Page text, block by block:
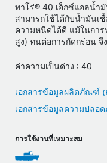
ทาโร่® 40 เอ็กซ์แอลน้ำ
สามารถใช้ได้กับน้ำมันเ
ความหนืดได้ดี แม้ในกา
สูง) ทนต่อการกัดกร่อน จึ
ค่าความเป็นด่าง : 40
เอกสารข้อมูลผลิตภัณฑ์
เอกสารข้อมูลความปลอด
การใช้งานที่เหมาะสม